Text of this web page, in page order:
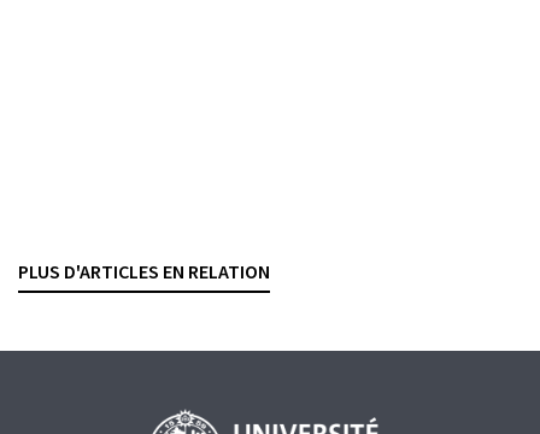
PLUS D'ARTICLES EN RELATION